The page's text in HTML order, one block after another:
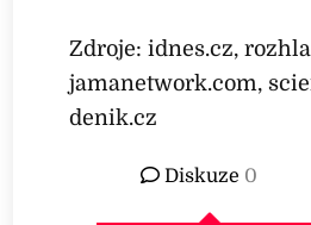
Zdroje: idnes.cz,
jamanetwork.com,
denik.cz
Diskuze 0